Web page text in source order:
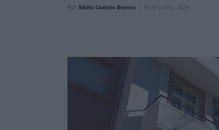
Por Rádio Castelo Branco - 18 de Junho, 2024